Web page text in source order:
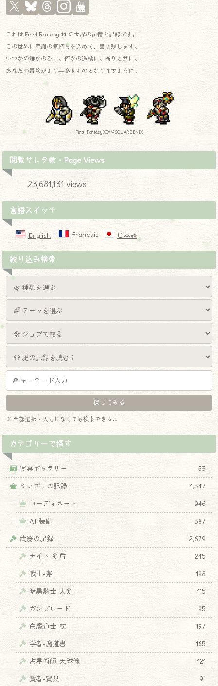
これは Final Fantasy 14 の世界の記憶と記録です。
この世界に感謝の気持ちを込めて、書き残します。
いつかの誰かの為に。何かの道標に。祈りと共に。
あなたの冒険がより幸多きものとなりますように。
Final Fantasy XIV © SQUARE ENIX
閲覧サレタ数・Page Views
23,681,131 views
言語スイッチ
English Français 日本語
絞り込み検索
※ 全部選択・入力しなくても検索できるよ！
カテゴリーで探す
写真ギャラリー
53
ミラプリの記録
1,347
コーディネート
946
AF装備
387
武器の記録
2,679
ナイト-剣盾
245
戦士-斧
198
暗黒騎士-大剣
115
ガンブレード
95
白魔道士-杖
197
学者-魔道書
165
占星術師-天球儀
121
賢者-賢具
91